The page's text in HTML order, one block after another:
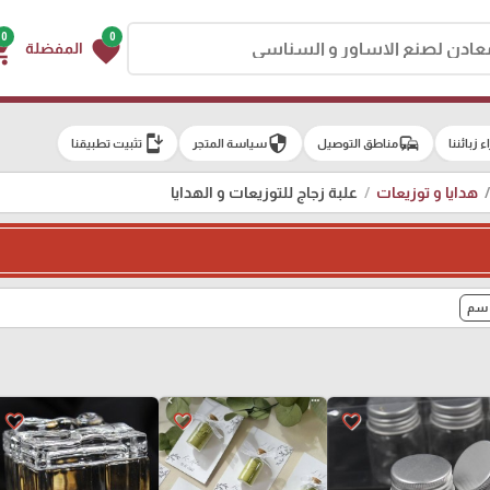
0
favorite المفضلة
0
زبائننا commuteمناطق التوصيل securityسياسة المتجر install_mobileتثبيت تطبيقنا
هدايا و توزيعات علبة زجاج للتوزيعات و الهدايا
favorite_border
favorite_border
favorite_border